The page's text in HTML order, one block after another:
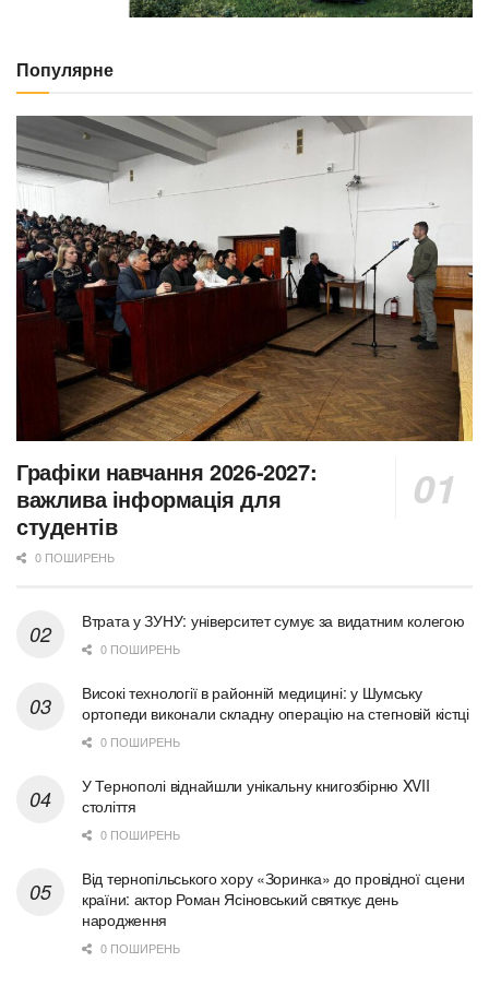
Популярне
Графіки навчання 2026-2027:
важлива інформація для
студентів
0 ПОШИРЕНЬ
Втрата у ЗУНУ: університет сумує за видатним колегою
0 ПОШИРЕНЬ
Високі технології в районній медицині: у Шумську
ортопеди виконали складну операцію на стегновій кістці
0 ПОШИРЕНЬ
У Тернополі віднайшли унікальну книгозбірню XVII
століття
0 ПОШИРЕНЬ
Від тернопільського хору «Зоринка» до провідної сцени
країни: актор Роман Ясіновський святкує день
народження
0 ПОШИРЕНЬ